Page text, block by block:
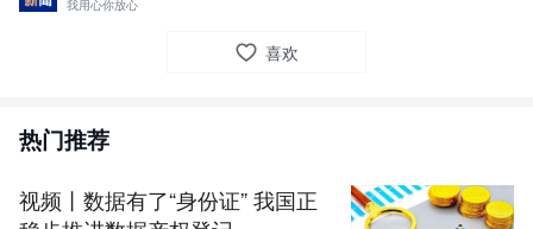
我用心你放心
喜欢
热门推荐
视频丨数据有了“身份证” 我国正